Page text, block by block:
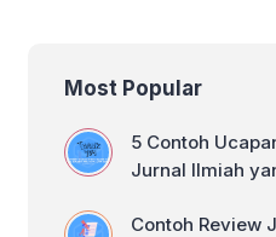
Most Popular
5 Contoh
Jurnal Ilmiah
Contoh Review